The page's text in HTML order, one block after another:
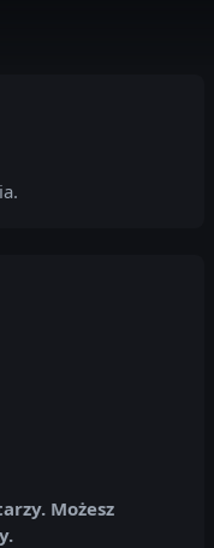
Możesz